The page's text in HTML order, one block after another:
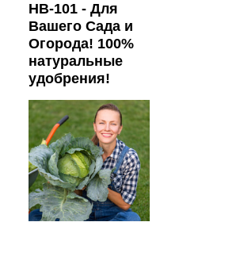
HB-101 - Для
Вашего Сада и
Огорода! 100%
натуральные
удобрения!